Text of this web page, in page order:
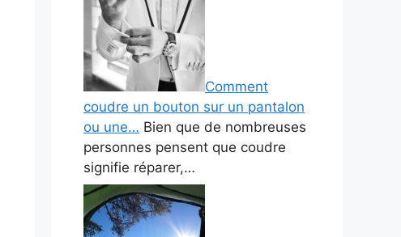
Comment
coudre un bouton sur un pantalon
ou une… Bien que de nombreuses
personnes pensent que coudre
signifie réparer,…